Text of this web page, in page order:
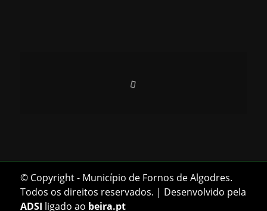
© Copyright - Município de Fornos de Algodres.
Todos os direitos reservados. | Desenvolvido pela
ADSI ligado ao beira.pt